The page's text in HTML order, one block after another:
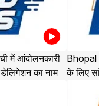
में आंदोलनकारी
का नाम
Bhopal
के लिए